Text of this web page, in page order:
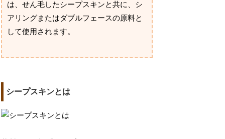
は、せん毛したシープスキンと共に、シ
アリングまたはダブルフェースの原料と
して使用されます。
シープスキンとは